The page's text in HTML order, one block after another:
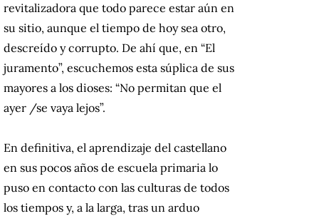
revitalizadora que todo parece estar aún en
su sitio, aunque el tiempo de hoy sea otro,
descreído y corrupto. De ahí que, en “El
juramento”, escuchemos esta súplica de sus
mayores a los dioses: “No permitan que el
ayer /se vaya lejos”.
En definitiva, el aprendizaje del castellano
en sus pocos años de escuela primaria lo
puso en contacto con las culturas de todos
los tiempos y, a la larga, tras un arduo